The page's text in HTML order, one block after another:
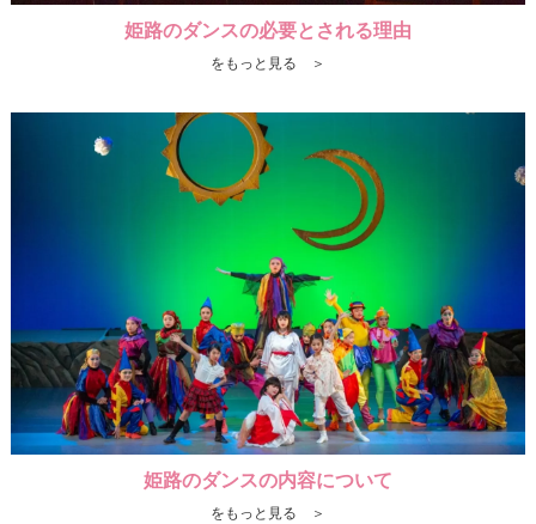
姫路のダンスの必要とされる理由
をもっと見る ＞
姫路のダンスの内容について
をもっと見る ＞